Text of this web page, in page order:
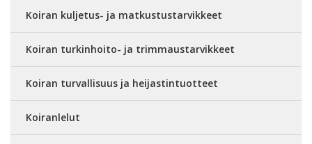
Koiran kuljetus- ja matkustustarvikkeet
Koiran turkinhoito- ja trimmaustarvikkeet
Koiran turvallisuus ja heijastintuotteet
Koiranlelut